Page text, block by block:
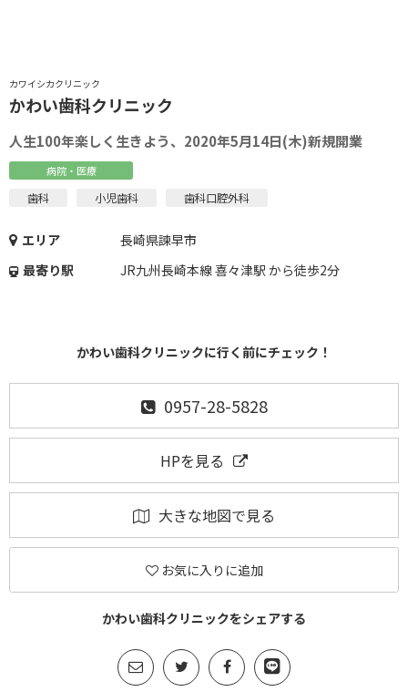
カワイシカクリニック
かわい歯科クリニック
人生100年楽しく生きよう、2020年5月14日(木)新規開業
病院・医療
歯科 小児歯科 歯科口腔外科
エリア
長崎県諫早市
最寄り駅
JR九州長崎本線 喜々津駅 から徒歩2分
かわい歯科クリニックに行く前にチェック！
0957-28-5828
HPを見る
大きな地図で見る
お気に入りに追加
かわい歯科クリニックをシェアする